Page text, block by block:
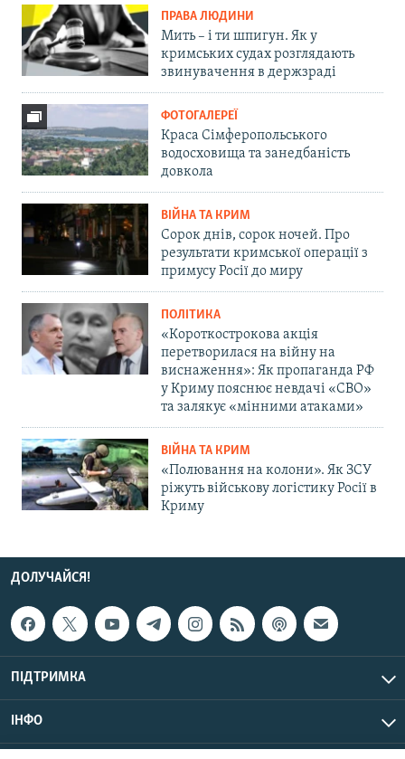
ПРАВА ЛЮДИНИ
Мить – і ти шпигун. Як у
кримських судах розглядають
звинувачення в держзраді
ФОТОГАЛЕРЕЇ
Краса Сімферопольського
водосховища та занедбаність
довкола
ВІЙНА ТА КРИМ
Сорок днів, сорок ночей. Про
результати кримської операції з
примусу Росії до миру
ПОЛІТИКА
«Короткострокова акція
перетворилася на війну на
виснаження»: Як пропаганда РФ
у Криму пояснює невдачі «СВО»
та залякує «мінними атаками»
ВІЙНА ТА КРИМ
«Полювання на колони». Як ЗСУ
ріжуть військову логістику Росії в
Криму
ДОЛУЧАЙСЯ!
ПІДТРИМКА
ІНФО